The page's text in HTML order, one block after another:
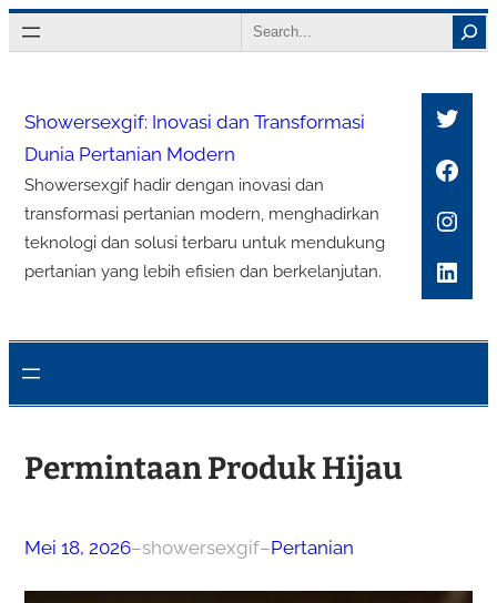
Lewati
ke
Search
Showersexgif: Inovasi dan Transformasi
Dunia Pertanian Modern
Showersexgif hadir dengan inovasi dan
transformasi pertanian modern, menghadirkan
teknologi dan solusi terbaru untuk mendukung
pertanian yang lebih efisien dan berkelanjutan.
Permintaan Produk Hijau
Mei 18, 2026–showersexgif–Pertanian